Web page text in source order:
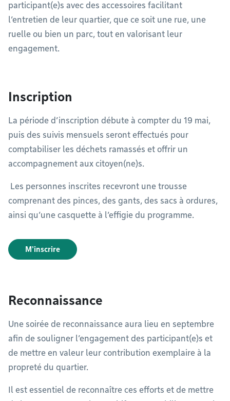
participant(e)s avec des accessoires facilitant
l’entretien de leur quartier, que ce soit une rue, une
ruelle ou bien un parc, tout en valorisant leur
engagement.
Inscription
La période d’inscription débute à compter du 19 mai,
puis des suivis mensuels seront effectués pour
comptabiliser les déchets ramassés et offrir un
accompagnement aux citoyen(ne)s.
Les personnes inscrites recevront une trousse
comprenant des pinces, des gants, des sacs à ordures,
ainsi qu’une casquette à l’effigie du programme.
M'inscrire
Reconnaissance
Une soirée de reconnaissance aura lieu en septembre
afin de souligner l’engagement des participant(e)s et
de mettre en valeur leur contribution exemplaire à la
propreté du quartier.
Il est essentiel de reconnaître ces efforts et de mettre